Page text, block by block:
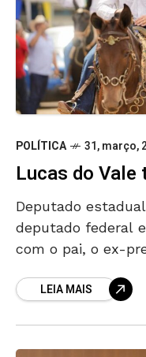
POLÍTICA 31, março,
Lucas do Vale
Deputado
deputado federal
com o pai, o ex-
MDB e se
LEIA MAIS